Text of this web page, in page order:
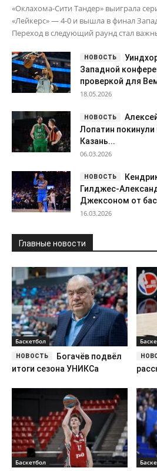
«Оклахома-Сити Тандер» выиграла
«Лейкерс» — 4-0 и вышла в финал
Переход в следующий раунд стал
Западной
проверкой для
18.05.2026
Лопатин покинули
Казань...
06.03.2026
Гилджес-
Джексоном от
16.03.2026
Главные новости
Баскетбол
Богачёв подвёл
итоги сезона УНИКСа
Баскетбол